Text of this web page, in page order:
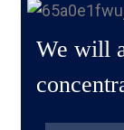
We will